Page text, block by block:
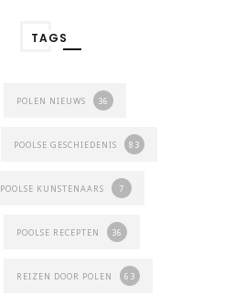
TAGS
POLEN NIEUWS 36
POOLSE GESCHIEDENIS 83
POOLSE KUNSTENAARS 7
POOLSE RECEPTEN 36
REIZEN DOOR POLEN 63